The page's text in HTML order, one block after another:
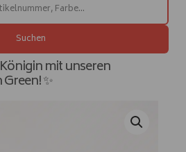
Suchen
mit unseren
✨